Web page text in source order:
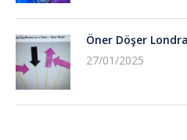
Öner Döşer
27/01/2025